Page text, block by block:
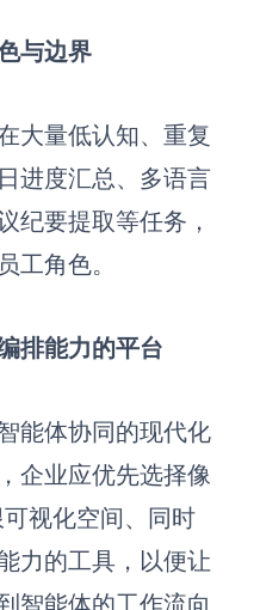
与边界
大量低认知、重复
进度汇总、多语言
纪要提取等任务，
工角色。
排能力的平台
能体协同的现代化
企业应优先选择像
视化空间、同时
力的工具，以便让
智能体的工作流向